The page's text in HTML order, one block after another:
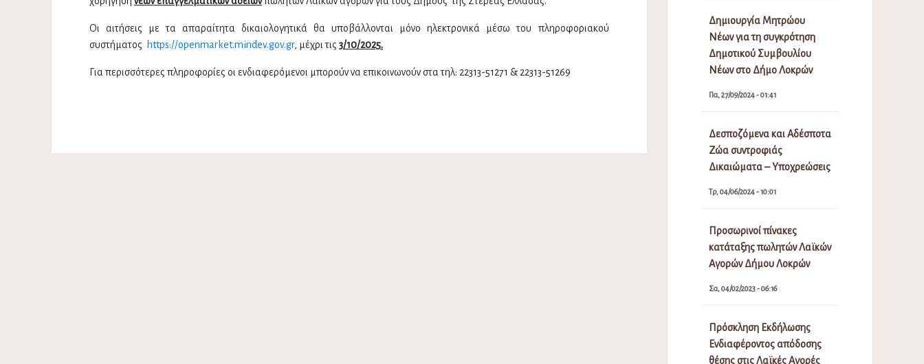
Οι αιτήσεις με τα απαραίτητα δικαιολογητικά θα υποβάλλονται μόνο ηλεκτρονικά μέσω του πληροφοριακού
συστήματος
https://openmarket.mindev.gov.gr, μέχρι τις 3/10/2025.
Για περισσότερες πληροφορίες οι ενδιαφερόμενοι μπορούν να επικοινωνούν στα τηλ: 22313-51271 & 22313-51269
Δημιουργία Μητρώου
Νέων για τη συγκρότηση
Δημοτικού Συμβουλίου
Νέων στο Δήμο Λοκρών
Πα, 27/09/2024 - 01:41
Δεσποζόμενα και Αδέσποτα
Ζώα συντροφιάς
Δικαιώματα – Υποχρεώσεις
Τρ, 04/06/2024 - 10:01
Προσωρινοί πίνακες
κατάταξης πωλητών Λαϊκών
Αγορών Δήμου Λοκρών
Σα, 04/02/2023 - 06:16
Πρόσκληση Εκδήλωσης
Ενδιαφέροντος απόδοσης
θέσης στις Λαϊκές Αγορές